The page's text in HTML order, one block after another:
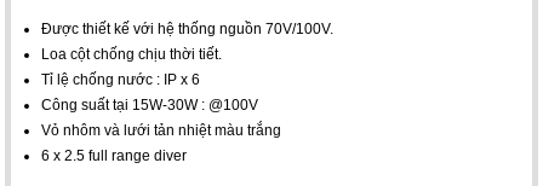
Được thiết kế với hệ thống nguồn 70V/100V.
Loa cột chống chịu thời tiết.
Tỉ lệ chống nước : IP x 6
Công suất tại 15W-30W : @100V
Vỏ nhôm và lưới tản nhiệt màu trắng
6 x 2.5 full range diver